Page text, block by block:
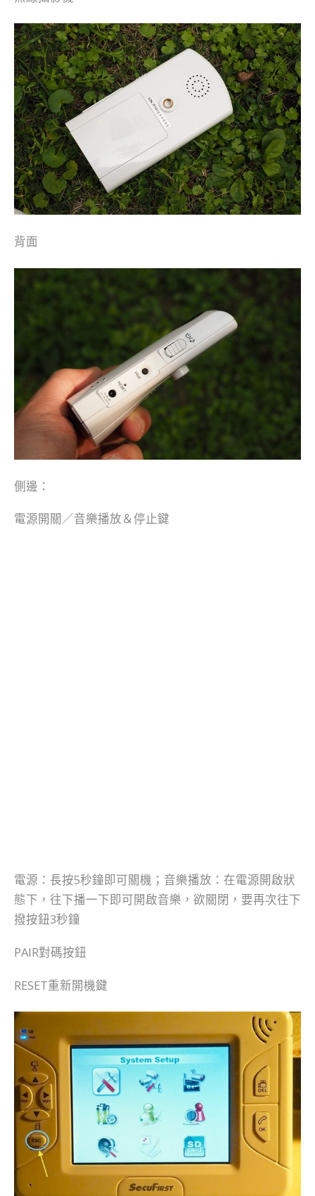
背面
側邊：
電源開關／音樂播放＆停止鍵
電源：長按5秒鐘即可關機；音樂播放：在電源開啟狀
態下，往下播一下即可開啟音樂，欲關閉，要再次往下
撥按鈕3秒鐘
PAIR對碼按鈕
RESET重新開機鍵